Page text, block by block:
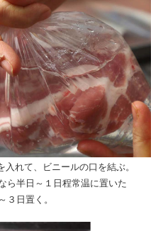
入れて、ビニールの口を結ぶ。
ら半日～１日程常温に置いた
３日置く。